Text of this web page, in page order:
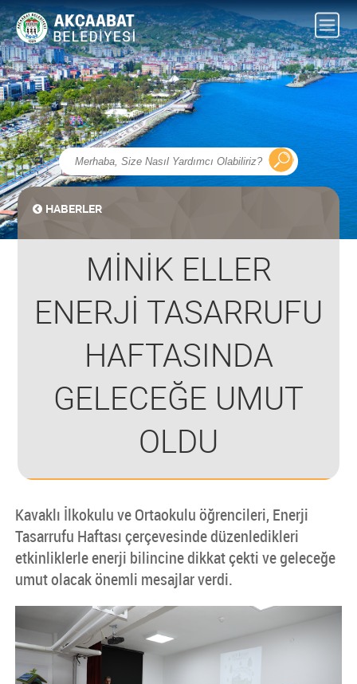
HABERLER
MİNİK ELLER
ENERJİ TASARRUFU
HAFTASINDA
GELECEĞE UMUT
OLDU
Kavaklı İlkokulu ve Ortaokulu öğrencileri, Enerji
Tasarrufu Haftası çerçevesinde düzenledikleri
etkinliklerle enerji bilincine dikkat çekti ve geleceğe
umut olacak önemli mesajlar verdi.